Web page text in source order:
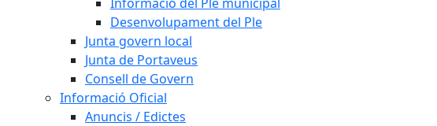
Desenvolupament del Ple
Junta govern local
Junta de Portaveus
Consell de Govern
Informació Oficial
Anuncis / Edictes